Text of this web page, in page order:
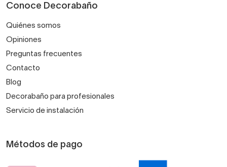
Conoce Decorabaño
Quiénes somos
Opiniones
Preguntas frecuentes
Contacto
Blog
Decorabaño para profesionales
Servicio de instalación
Métodos de pago